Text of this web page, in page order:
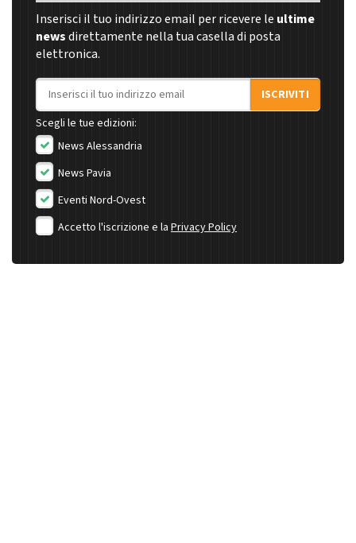
Inserisci il tuo indirizzo email per ricevere le ultime
newsdirettamente nella tua casella di posta
elettronica.
Indirizzo email
ISCRIVITI
Scegli le tue edizioni:
News Alessandria
News Pavia
Eventi Nord-Ovest
Accetto l'iscrizione e la Privacy Policy